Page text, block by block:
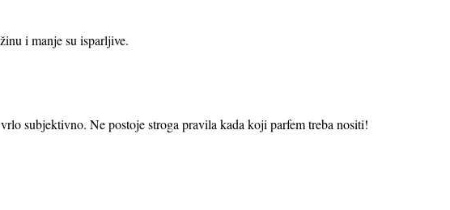
i manje su isparljive.
subjektivno. Ne postoje stroga pravila kada koji parfem treba nositi!